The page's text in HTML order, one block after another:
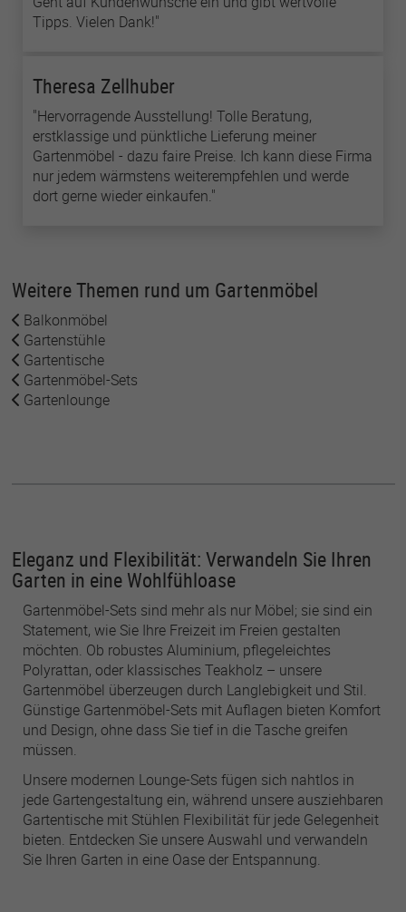
Tipps. Vielen Dank!"
Theresa Zellhuber
"Hervorragende Ausstellung! Tolle Beratung,
erstklassige und pünktliche Lieferung meiner
Gartenmöbel - dazu faire Preise. Ich kann diese Firma
nur jedem wärmstens weiterempfehlen und werde
dort gerne wieder einkaufen."
Weitere Themen rund um Gartenmöbel
Balkonmöbel
Gartenstühle
Gartentische
Gartenmöbel-Sets
Gartenlounge
Eleganz und Flexibilität: Verwandeln Sie Ihren
Garten in eine Wohlfühloase
Gartenmöbel-Sets sind mehr als nur Möbel; sie sind ein
Statement, wie Sie Ihre Freizeit im Freien gestalten
möchten. Ob robustes Aluminium, pflegeleichtes
Polyrattan, oder klassisches Teakholz – unsere
Gartenmöbel überzeugen durch Langlebigkeit und Stil.
Günstige Gartenmöbel-Sets mit Auflagen bieten Komfort
und Design, ohne dass Sie tief in die Tasche greifen
müssen.
Unsere modernen Lounge-Sets fügen sich nahtlos in
jede Gartengestaltung ein, während unsere ausziehbaren
Gartentische mit Stühlen Flexibilität für jede Gelegenheit
bieten. Entdecken Sie unsere Auswahl und verwandeln
Sie Ihren Garten in eine Oase der Entspannung.